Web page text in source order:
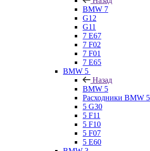
BMW 7
G12
G11
7 Е67
7 F02
7 F01
7 E65
BMW 5
Назад
BMW 5
Расходники BMW 5
5 G30
5 F11
5 F10
5 F07
5 E60